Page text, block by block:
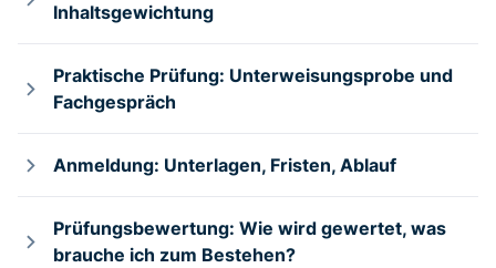
Inhaltsgewichtung
Praktische Prüfung: Unterweisungsprobe und
Fachgespräch
Anmeldung: Unterlagen, Fristen, Ablauf
Prüfungsbewertung: Wie wird gewertet, was
brauche ich zum Bestehen?